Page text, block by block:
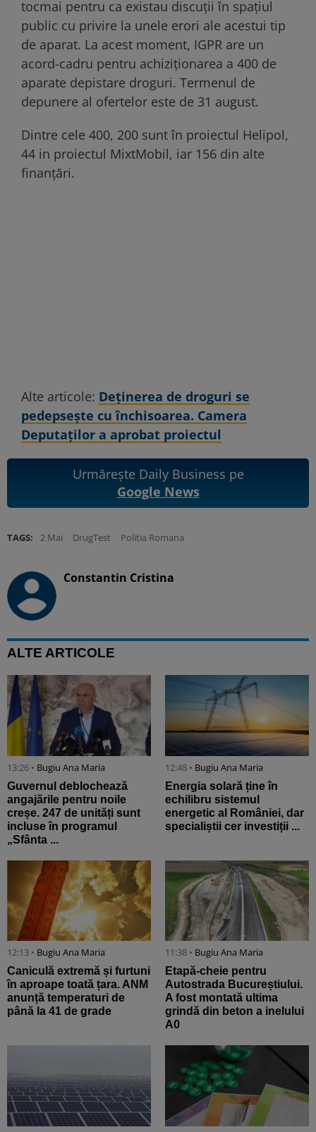
tocmai pentru ca existau discuții în spațiul
public cu privire la unele erori ale acestui tip
de aparat. La acest moment, IGPR are un
acord-cadru pentru achiziționarea a 400 de
aparate depistare droguri. Termenul de
depunere al ofertelor este de 31 august.
Dintre cele 400, 200 sunt în proiectul Helipol,
44 in proiectul MixtMobil, iar 156 din alte
finanțări.
Alte articole: Deținerea de droguri se
pedepsește cu închisoarea. Camera
Deputaților a aprobat proiectul
Urmărește Daily Business pe
Google News
TAGS: 2 Mai DrugTest Politia Romana
Constantin Cristina
ALTE ARTICOLE
13:26 • Bugiu ⁠Ana Maria
Guvernul deblochează
angajările pentru noile
creșe. 247 de unități sunt
incluse în programul
„Sfânta ...
12:48 • Bugiu ⁠Ana Maria
Energia solară ține în
echilibru sistemul
energetic al României, dar
specialiștii cer investiții ...
12:13 • Bugiu ⁠Ana Maria
Caniculă extremă și furtuni
în aproape toată țara. ANM
anunță temperaturi de
până la 41 de grade
11:38 • Bugiu ⁠Ana Maria
Etapă-cheie pentru
Autostrada Bucureștiului.
A fost montată ultima
grindă din beton a inelului
A0